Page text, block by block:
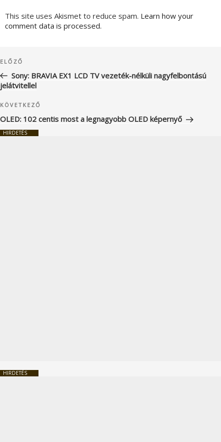
This site uses Akismet to reduce spam. Learn how your
comment data is processed.
navigáció
Korábbi
bejegyzés
ELŐZŐ
Sony: BRAVIA EX1 LCD TV vezeték-nélküli nagyfelbontású
jelátvitellel
Következő
bejegyzés
KÖVETKEZŐ
OLED: 102 centis most a legnagyobb OLED képernyő
HIRDETÉS
HIRDETÉS